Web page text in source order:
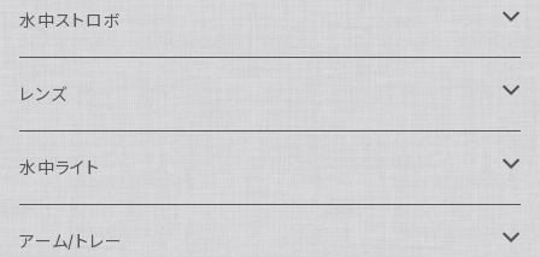
SEA&SEA
Nauticam
SEA&SEA
Sony用
Nautciam
SEA&SEA
OM SYSTEM用
Nauticam
AOI
Panasonic用
Nauticam
FUJIFILM用
N120ドームポート
N120マクロポート
SEA&SEA
ドームポート
マクロポート
AOI
ドームポート
フラットポート
FIX
アクセサリー
Athena
AOI
OM SYSTEM用
Nauticam
SEA&SEA
水中ストロボ
SEA&SEA
アクセサリー
AOI
アクセサリー
アクセサリー
レンズ
マクロコンバージョンレンズ
Nauticam
ワイドコンバージョンレンズ
水中ライト
大光量 3000ルーメン以上
アーム/トレー